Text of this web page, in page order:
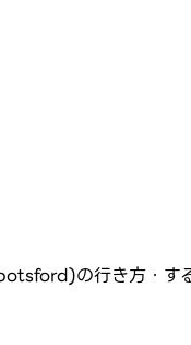
の行き方・す